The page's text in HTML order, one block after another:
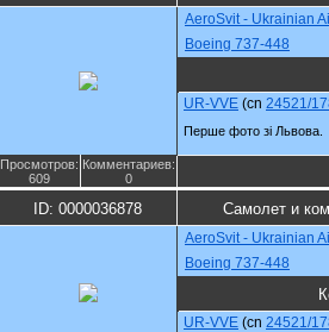
AeroSvit - Ukrainian
Boeing 737-448
UR-VVE (cn 24521/
Перше фото зі Львова.
Просмотров:
609
Комментариев:
0
ID: 0000036878 Самолет и
AeroSvit - Ukrainian
Boeing 737-448
UR-VVE (cn 24521/